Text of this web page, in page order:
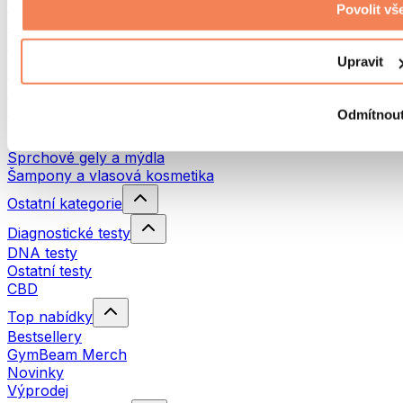
Povolit
Upravit
Red Light Therapy
Vodní filtry a konvice
Sprchové gely a mýdla
Šampony a vlasová kosmetika
Ostatní kategorie
Diagnostické testy
DNA testy
Ostatní testy
CBD
Top nabídky
Bestsellery
GymBeam Merch
Novinky
Výprodej